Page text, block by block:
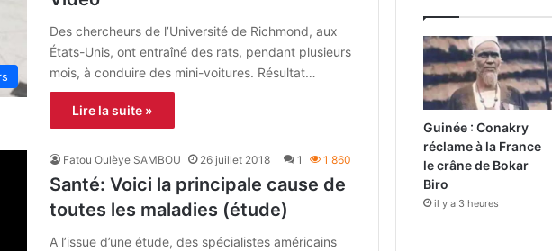
Des chercheurs de l’Université de Richmond, aux
États-Unis, ont entraîné des rats, pendant plusieurs
mois, à conduire des mini-voitures. Résultat…
Lire la suite »
Fatou Oulèye SAMBOU 26 juillet 2018 1 1 860
Santé: Voici la principale cause de
toutes les maladies (étude)
A l’issue d’une étude, des spécialistes américains
Guinée : Conakry
réclame à la France
le crâne de Bokar
Biro
il y a 3 heures